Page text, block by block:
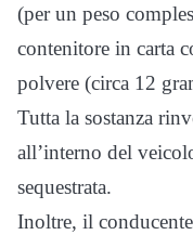
(per un peso
contenitore in carta
polvere (circa 12
Tutta la sostanza
all’interno del
sequestrata.
Inoltre, il